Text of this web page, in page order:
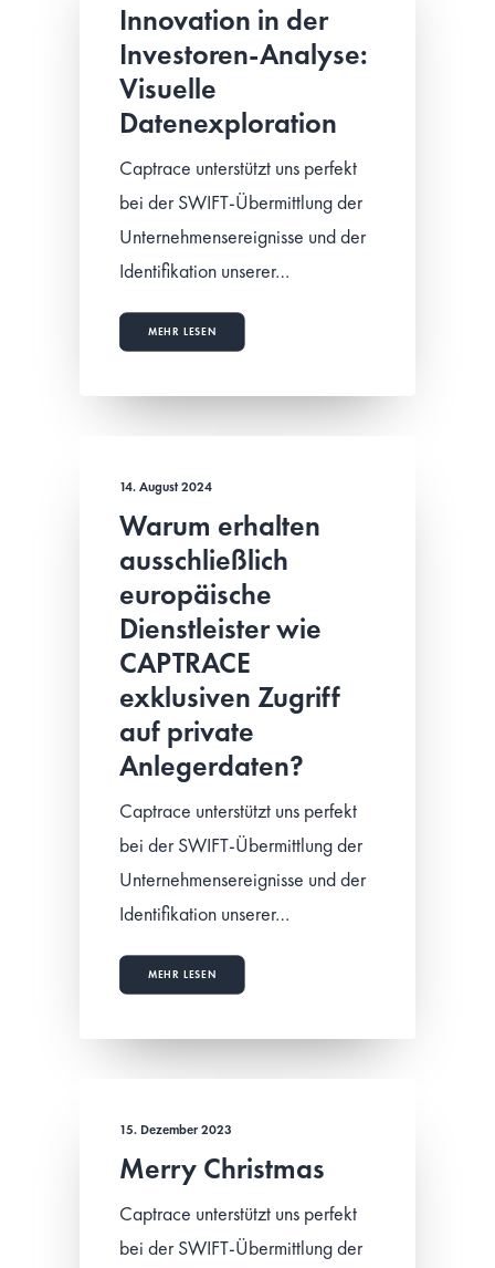
Innovation in der
Investoren-Analyse:
Visuelle
Datenexploration
Captrace unterstützt uns perfekt
bei der SWIFT-Übermittlung der
Unternehmensereignisse und der
Identifikation unserer…
MEHR LESEN
14. August 2024
Warum erhalten
ausschließlich
europäische
Dienstleister wie
CAPTRACE
exklusiven Zugriff
auf private
Anlegerdaten?
Captrace unterstützt uns perfekt
bei der SWIFT-Übermittlung der
Unternehmensereignisse und der
Identifikation unserer…
MEHR LESEN
15. Dezember 2023
Merry Christmas
Captrace unterstützt uns perfekt
bei der SWIFT-Übermittlung der